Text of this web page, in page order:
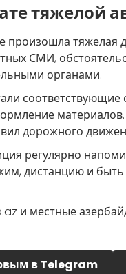
тяжелой
произошла тяжелая
СМИ,
органами.
дорожного
регулярно
дистанцию и
и местные
в Telegram